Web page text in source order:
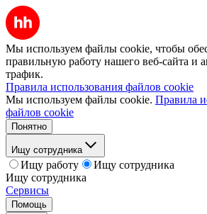
Мы используем файлы cookie, чтобы
правильную работу нашего веб-сайта и
трафик.
Правила использования файлов cookie
Мы используем файлы cookie. Правила
файлов cookie
Понятно
Ищу сотрудника
Ищу работу
Ищу сотрудника
Ищу сотрудника
Сервисы
Помощь